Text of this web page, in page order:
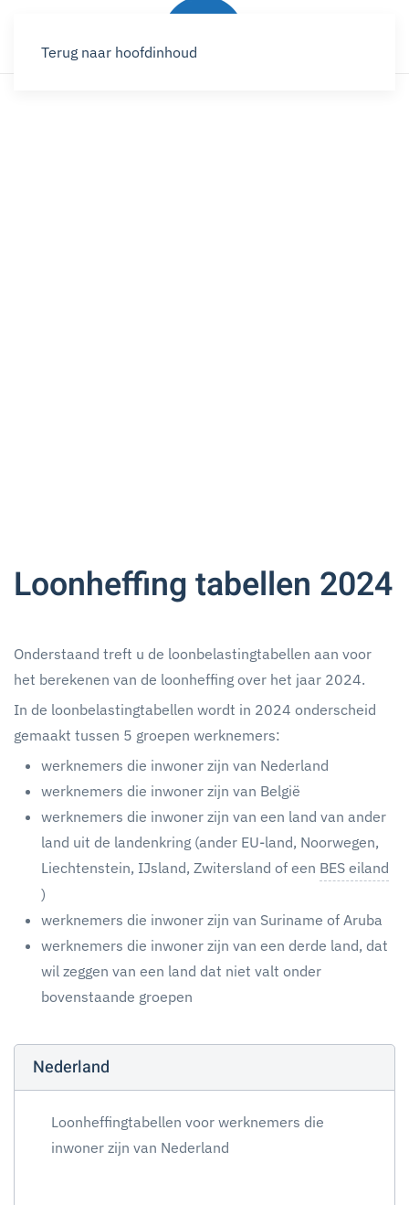
Terug naar hoofdinhoud
Loonheffing tabellen 2024
Onderstaand treft u de loonbelastingtabellen aan voor
het berekenen van de loonheffing over het jaar 2024.
In de loonbelastingtabellen wordt in 2024 onderscheid
gemaakt tussen 5 groepen werknemers:
werknemers die inwoner zijn van Nederland
werknemers die inwoner zijn van België
werknemers die inwoner zijn van een land van ander
land uit de landenkring (ander EU-land, Noorwegen,
Liechtenstein, IJsland, Zwitersland of een BES eiland
)
werknemers die inwoner zijn van Suriname of Aruba
werknemers die inwoner zijn van een derde land, dat
wil zeggen van een land dat niet valt onder
bovenstaande groepen
Nederland
Loonheffingtabellen voor werknemers die
inwoner zijn van Nederland